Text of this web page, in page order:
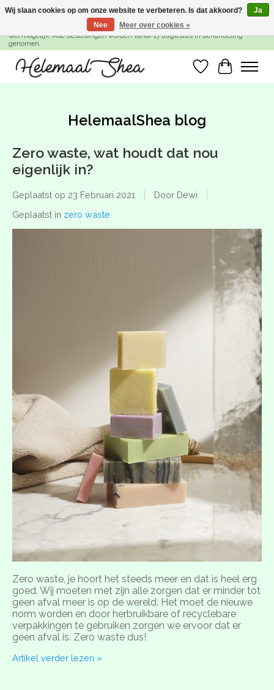
SUMMER BREAK! Wij zijn gesloten van 27 juli t/m 16 augustus. Bestellen is nog
wel mogelijk. Alle bestellingen worden vanaf 17 augustus in behandeling
genomen.
Verlanglijst
HelemaalShea blog
Zero waste, wat houdt dat nou
eigenlijk in?
Geplaatst op 23 Februari 2021
Door Dewi
Geplaatst in zero waste
Zero waste, je hoort het steeds meer en dat is heel erg
goed. Wij moeten met zijn alle zorgen dat er minder tot
geen afval meer is op de wereld. Het moet de nieuwe
norm worden en door herbruikbare of recyclebare
verpakkingen te gebruiken zorgen we ervoor dat er
geen afval is. Zero waste dus!
Artikel verder lezen »
Wij slaan cookies op om onze website te verbeteren. Is dat akkoord?
Ja
Nee
Meer over cookies »